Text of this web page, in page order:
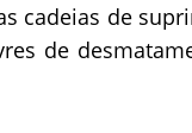
cadeias de
de